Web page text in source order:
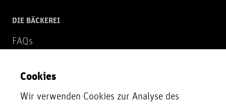
DIE BÄCKEREI
FAQs
NEWSLETTER
Zur Newsletter Anmeldung
Cookies
Wir verwenden Cookies zur Analyse des